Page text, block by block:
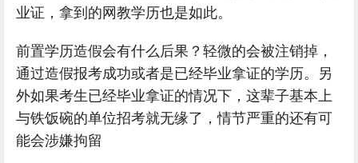
业证，拿到的网教学历也是如此。
前置学历造假会有什么后果？轻微的会被注销掉，
通过造假报考成功或者是已经毕业拿证的学历。另
外如果考生已经毕业拿证的情况下，这辈子基本上
与铁饭碗的单位招考就无缘了，情节严重的还有可
能会涉嫌拘留